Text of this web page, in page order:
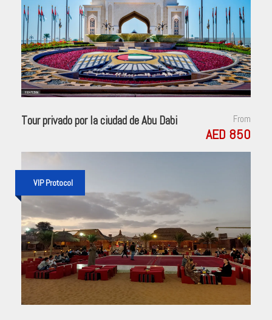
Tour privado por la ciudad de Abu Dabi From
AED 850
VIP Protocol